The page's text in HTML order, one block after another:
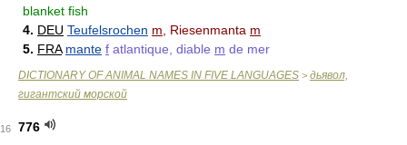
blanket fish
4. DEU Teufelsrochen m , Riesenmanta m
5. FRA mante f atlantique, diable m de mer
DICTIONARY OF ANIMAL NAMES IN FIVE LANGUAGES > дьявол,
гигантский морской
16
776